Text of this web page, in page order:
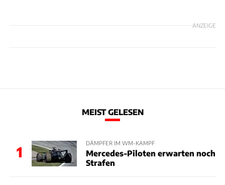
ANZEIGE
MEIST GELESEN
1
DÄMPFER IM WM-KAMPF
Mercedes-Piloten erwarten noch
Strafen